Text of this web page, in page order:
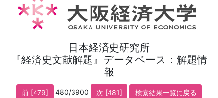
日本経済史研究所
『経済史文献解題』データベース：解題情
報
前 [479] 480/3900 次 [481]
検索結果一覧に戻る